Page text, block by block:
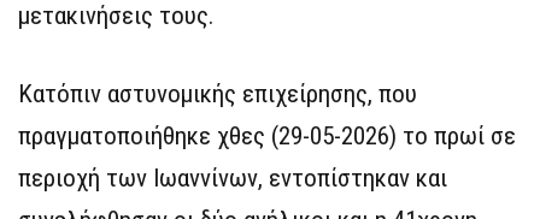
μετακινήσεις τους.
Κατόπιν αστυνομικής επιχείρησης, που
πραγματοποιήθηκε χθες (29-05-2026) το πρωί σε
περιοχή των Ιωαννίνων, εντοπίστηκαν και